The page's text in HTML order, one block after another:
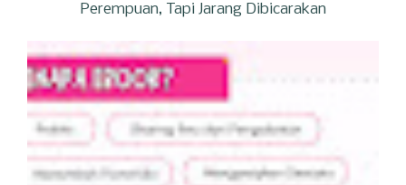
Perempuan, Tapi Jarang Dibicarakan